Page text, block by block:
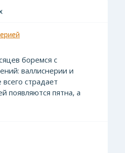
боремся с
валлиснерии и
страдает
появляются пятна, а